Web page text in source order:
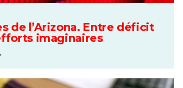
de l’Arizona. Entre déficit
imaginaires